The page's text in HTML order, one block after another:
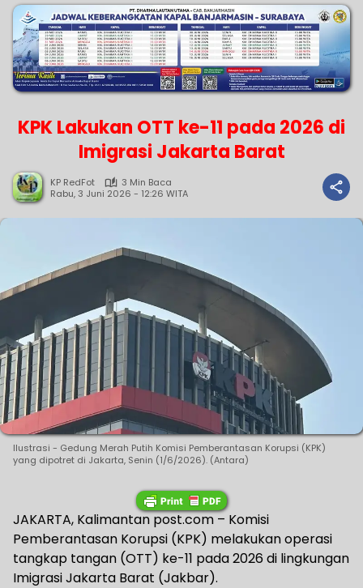
KPK Lakukan OTT ke-11 pada 2026 di
Imigrasi Jakarta Barat
KP RedFot
3 Min Baca
Rabu, 3 Juni 2026 - 12:26 WITA
Ilustrasi - Gedung Merah Putih Komisi Pemberantasan Korupsi (KPK)
yang dipotret di Jakarta, Senin (1/6/2026). (Antara)
JAKARTA, Kalimantan post.com – Komisi
Pemberantasan Korupsi (KPK) melakukan operasi
tangkap tangan (OTT) ke-11 pada 2026 di lingkungan
Imigrasi Jakarta Barat (Jakbar).